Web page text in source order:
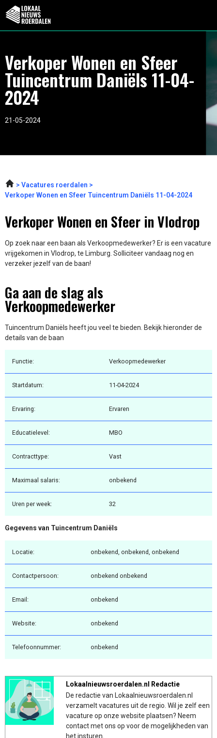
Verkoper Wonen en Sfeer
Tuincentrum Daniëls 11-04-
2024
21-05-2024
Vacatures roerdalen
Verkoper Wonen en Sfeer Tuincentrum Daniëls 11-04-2024
Verkoper Wonen en Sfeer in Vlodrop
Op zoek naar een baan als Verkoopmedewerker? Er is een vacature
vrijgekomen in Vlodrop, te Limburg. Solliciteer vandaag nog en
verzeker jezelf van de baan!
Ga aan de slag als
Verkoopmedewerker
Tuincentrum Daniëls heeft jou veel te bieden. Bekijk hieronder de
details van de baan
Functie: Verkoopmedewerker
Startdatum: 11-04-2024
Ervaring: Ervaren
Educatielevel: MBO
Contracttype: Vast
Maximaal salaris: onbekend
Uren per week: 32
Gegevens van Tuincentrum Daniëls
Locatie: onbekend, onbekend, onbekend
Contactpersoon: onbekend onbekend
Email: onbekend
Website: onbekend
Telefoonnummer: onbekend
Lokaalnieuwsroerdalen.nl Redactie
De redactie van Lokaalnieuwsroerdalen.nl
verzamelt vacatures uit de regio. Wil je zelf een
vacature op onze website plaatsen? Neem
contact met ons op voor de mogelijkheden van
het insturen.